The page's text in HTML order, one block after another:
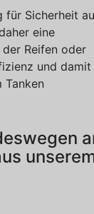
für Sicherheit
eine
Reifen oder
und damit
Tanken